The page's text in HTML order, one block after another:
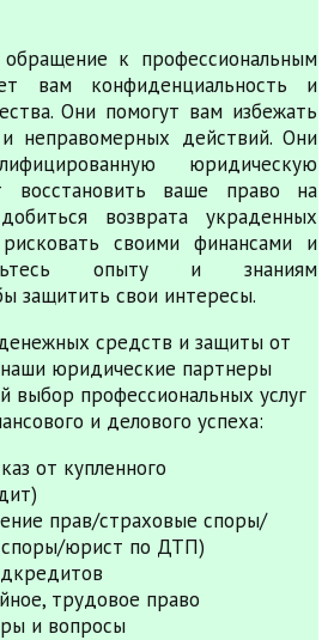
к профессиональным
вам конфиденциальность и
Они помогут вам избежать
неправомерных действий. Они
юридическую
восстановить ваше право на
возврата украденных
своими финансами и
опыту и знаниям
защитить свои интересы.
средств и защиты от
юридические партнеры
выбор профессиональных услуг
и делового успеха:
от купленного
прав/страховые споры/
юрист по ДТП)
трудовое право
и вопросы